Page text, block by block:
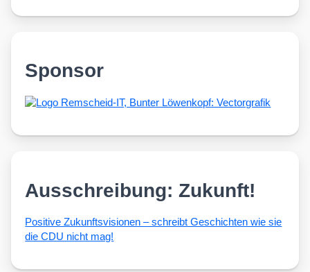
Sponsor
Ausschreibung: Zukunft!
Posi­ti­ve Zukunfts­vi­sio­nen – schreibt Geschich­ten wie sie
die CDU nicht mag!